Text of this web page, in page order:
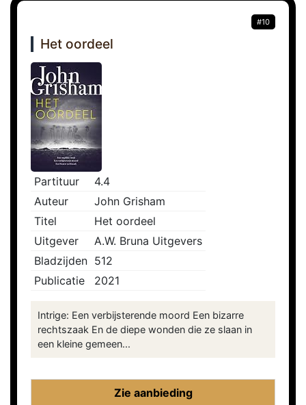
#10
Het oordeel
Partituur
4.4
Auteur
John Grisham
Titel
Het oordeel
Uitgever
A.W. Bruna Uitgevers
Bladzijden 512
Publicatie
2021
Intrige: Een verbijsterende moord Een bizarre
rechtszaak En de diepe wonden die ze slaan in
een kleine gemeen...
Zie aanbieding